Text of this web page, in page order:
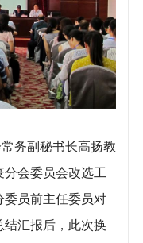
务副秘书长高扬教
会委员会改选工
委员前主任委员对
汇报后，此次换